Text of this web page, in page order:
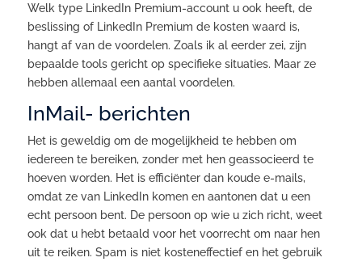
Welk type LinkedIn Premium-account u ook heeft, de
beslissing of LinkedIn Premium de kosten waard is,
hangt af van de voordelen. Zoals ik al eerder zei, zijn
bepaalde tools gericht op specifieke situaties. Maar ze
hebben allemaal een aantal voordelen.
InMail- berichten
Het is geweldig om de mogelijkheid te hebben om
iedereen te bereiken, zonder met hen geassocieerd te
hoeven worden. Het is efficiënter dan koude e-mails,
omdat ze van LinkedIn komen en aantonen dat u een
echt persoon bent. De persoon op wie u zich richt, weet
ook dat u hebt betaald voor het voorrecht om naar hen
uit te reiken. Spam is niet kosteneffectief en het gebruik